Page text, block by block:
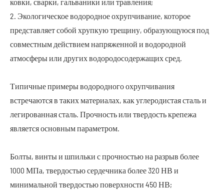
2. Экологическое водородное охрупчивание, которое
представляет собой хрупкую трещину, образующуюся под
совместным действием напряженной и водородной
атмосферы или других водородосодержащих сред.
Типичные примеры водородного охрупчивания
встречаются в таких материалах, как углеродистая сталь и
легированная сталь. Прочность или твердость крепежа
является основным параметром.
Болты, винты и шпильки с прочностью на разрыв более
1000 МПа, твердостью сердечника более 320 НВ и
минимальной твердостью поверхности 450 НВ;